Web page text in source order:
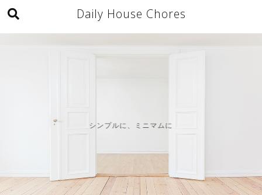
Daily House Chores
シンプルに、ミニマムに